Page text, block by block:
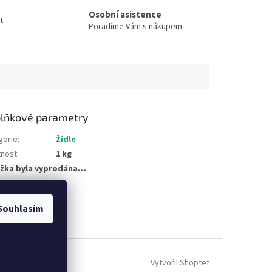
Osobní asistence
Poradíme Vám s nákupem
parametry
:
Židle
:
1 kg
byla vyprodána…
Vytvořil Shoptet